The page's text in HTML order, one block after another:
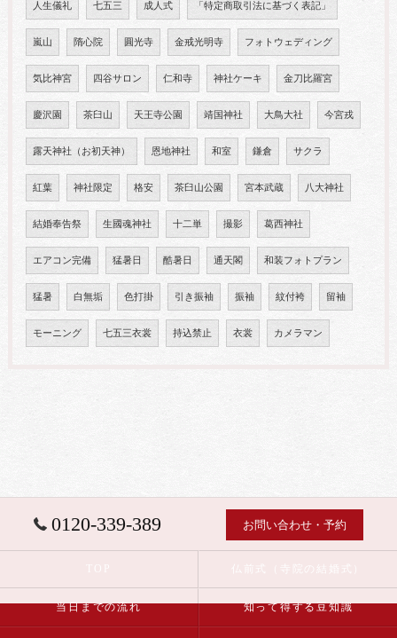
人生儀礼 七五三 成人式 「特定商取引法に基づく表記」
嵐山 隋心院 圓光寺 金戒光明寺 フォトウェディング
気比神宮 四谷サロン 仁和寺 神社ケーキ 金刀比羅宮
慶沢園 茶臼山 天王寺公園 靖国神社 大鳥大社 今宮戎
露天神社（お初天神） 恩地神社 和室 鎌倉 サクラ
紅葉 神社限定 格安 茶臼山公園 宮本武蔵 八大神社
結婚奉告祭 生國魂神社 十二単 撮影 葛西神社
エアコン完備 猛暑日 酷暑日 通天閣 和装フォトプラン
猛暑 白無垢 色打掛 引き振袖 振袖 紋付袴 留袖
モーニング 七五三衣裳 持込禁止 衣裳 カメラマン
0120-339-389 お問い合わせ・予約
当日までの流れ 知って得する豆知識